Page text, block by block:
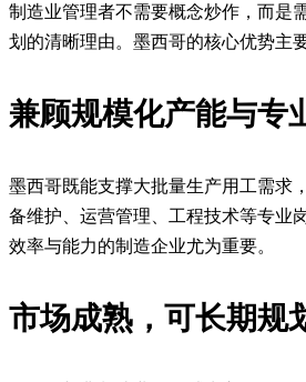
制造业管理者不需要概念炒作，而是
划的清晰理由。墨西哥的核心优势主
兼顾规模化产能与专
墨西哥既能支撑大批量生产用工需求
备维护、运营管理、工程技术等专业
效率与能力的制造企业尤为重要。
市场成熟，可长期规